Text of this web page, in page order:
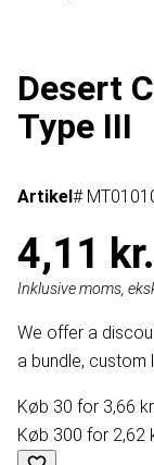
Desert
Type III
Artikel#
4,11 kr.
Inklusive moms,
We offer a
a bundle, custom
Køb 30 for 3,66
Køb 300 for 2,62